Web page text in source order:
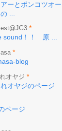
ーとポンコツオー
...
*
sound！！ 原 ...
*
blog
オヤジ *
オヤジのページ
ページ